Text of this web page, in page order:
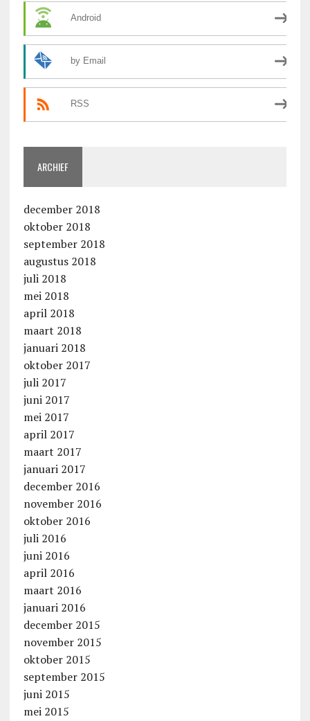
Android
by Email
RSS
ARCHIEF
december 2018
oktober 2018
september 2018
augustus 2018
juli 2018
mei 2018
april 2018
maart 2018
januari 2018
oktober 2017
juli 2017
juni 2017
mei 2017
april 2017
maart 2017
januari 2017
december 2016
november 2016
oktober 2016
juli 2016
juni 2016
april 2016
maart 2016
januari 2016
december 2015
november 2015
oktober 2015
september 2015
juni 2015
mei 2015